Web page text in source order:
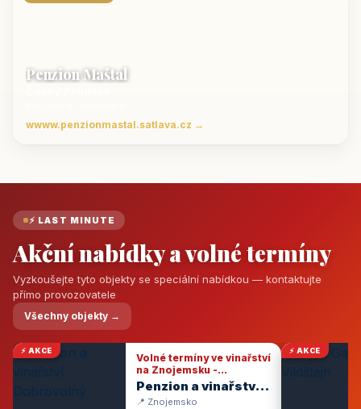
Penzion Maštal
wwww.penzionmastal.satlava.cz →
⚡ LAST MINUTE
Akční nabídky a volné termíny
Vyzkoušejte tyto objekty se speciální nabídkou — kontaktujte
přímo provozovatele
Všechny objekty →
⚡ AKCE
Volné termíny ve vinařství
na Znojemsku -
degustace vín
Penzion a vinařství
Dobrovolný
📍 Znojemsko
⚡ AKCE